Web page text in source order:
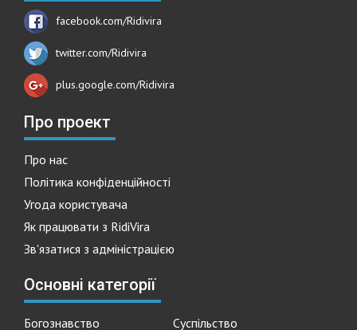
facebook.com/Ridivira
twitter.com/Ridivira
plus.google.com/Ridivira
Про проект
Про нас
Політика конфіденційності
Угода користувача
Як працювати з RidiVira
Зв'язатися з адміністрацією
Основні категорії
Богознавство Суспільство